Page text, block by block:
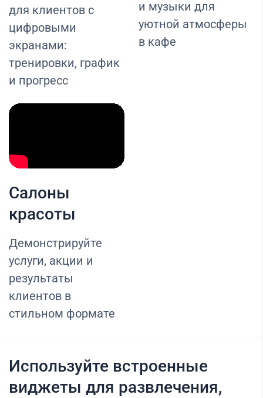
для клиентов с
цифровыми
экранами:
тренировки, график
и прогресс
и музыки для
уютной атмосферы
в кафе
Салоны
красоты
Демонстрируйте
услуги, акции и
результаты
клиентов в
стильном формате
Используйте встроенные
виджеты для развлечения,